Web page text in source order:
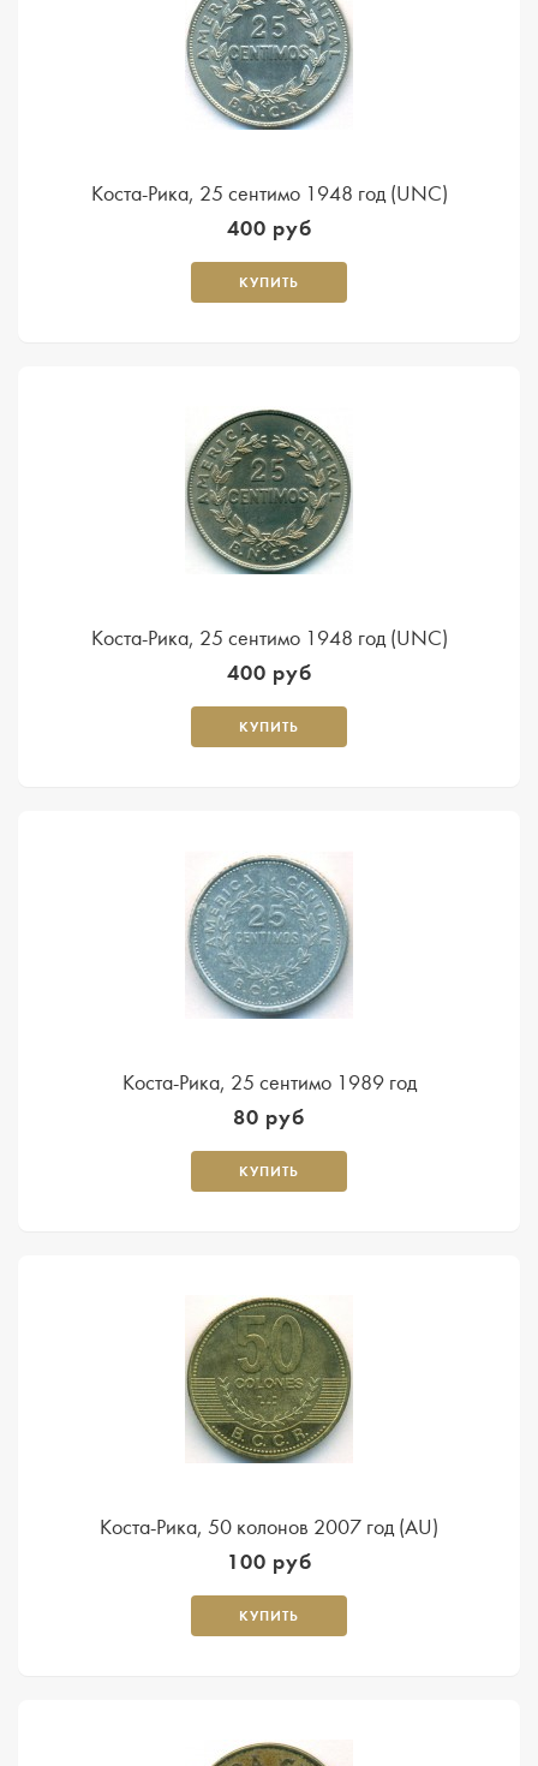
Коста-Рика, 25 сентимо 1948 год (UNC)
400 руб
КУПИТЬ
Коста-Рика, 25 сентимо 1948 год (UNC)
400 руб
КУПИТЬ
Коста-Рика, 25 сентимо 1989 год
80 руб
КУПИТЬ
Коста-Рика, 50 колонов 2007 год (AU)
100 руб
КУПИТЬ